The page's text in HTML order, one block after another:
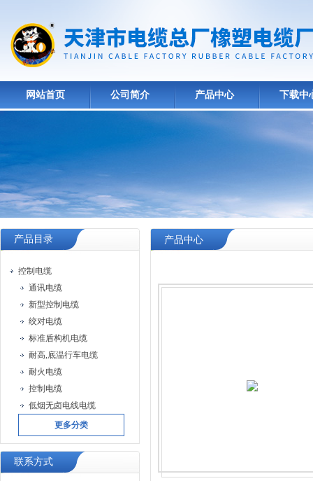
网站首页 公司简介 产品中心 下载中
产品目录
控制电缆
通讯电缆
新型控制电缆
绞对电缆
标准盾构机电缆
耐高,底温行车电缆
耐火电缆
控制电缆
低烟无卤电线电缆
更多分类
联系方式
产品中心